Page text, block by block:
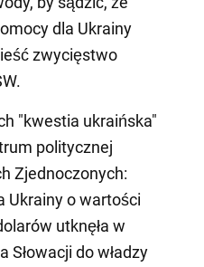
dla Ukrainy
zwycięstwo
"kwestia ukraińska"
politycznej
Zjednoczonych:
Ukrainy o wartości
utknęła w
Słowacji do władzy